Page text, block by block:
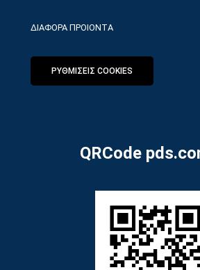
ΔΙΑΦΟΡΑ ΠΡΟΙΟΝΤΑ
ΡΥΘΜΙΣΕΙΣ COOKIES
QRCode